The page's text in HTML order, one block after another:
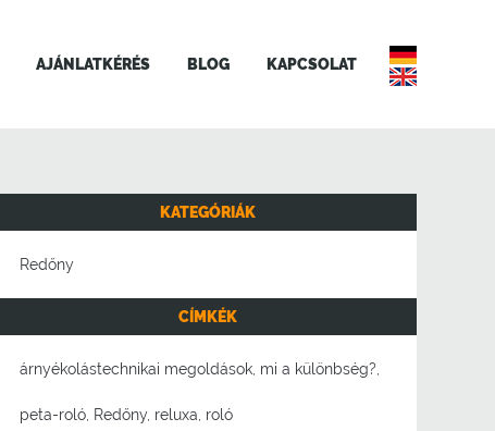
AJÁNLATKÉRÉS BLOG KAPCSOLAT
KATEGÓRIÁK
Redőny
CÍMKÉK
árnyékolástechnikai megoldások mi a különbség?
peta-roló Redőny reluxa roló